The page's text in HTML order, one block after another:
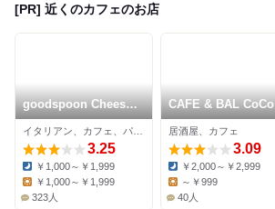
[PR] 近くのカフェのお店
goodspoon Cheese
Sweets & Cheese
Brunch エキュート上
野店
3.25
Dinner:
￥1,000～￥1,999
￥1,000～￥1,999
323人
CAFE & BAL CoCo
居酒屋、カフェ
3.09
Dinner:
￥2,000～￥2,999
Lunch:
～￥999
40人